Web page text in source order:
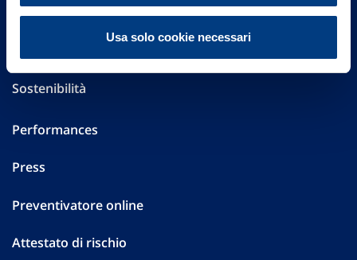
Usa solo cookie necessari
Investor Relations
Sostenibilità
Performances
Press
Preventivatore online
Attestato di rischio